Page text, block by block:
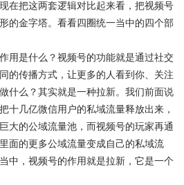
在把这两套逻辑对比起来看，把视频号
的金字塔。看看四圈统一当中的四个部
用是什么？视频号的功能就是通过社交
的传播方式，让更多的人看到你、关注
什么？其实就是一种拉新。我们前面说
十几亿微信用户的私域流量释放出来，
大的公域流量池，而视频号的玩家再通
面的更多公域流量变成自己的私域流
中，视频号的作用就是拉新，它是一个